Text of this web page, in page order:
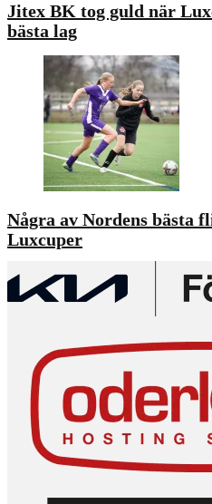
Jitex BK tog guld när
bästa lag
Några av Nordens bästa
Luxcuper